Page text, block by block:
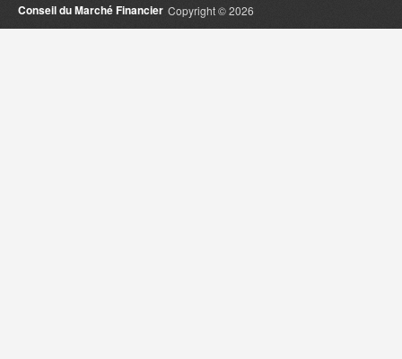
Copyright © 2026
Conseil du Marché Financier